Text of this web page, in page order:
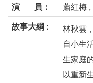
演 員：
蕭紅梅
故事大綱 :
林秋雲
自小生
生家庭
以重新